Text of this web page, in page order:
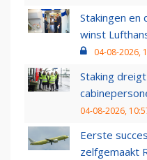
Stakingen en
winst
04-08-2026,
Staking
04-08-2026,
Eerste
zelfgemaakt